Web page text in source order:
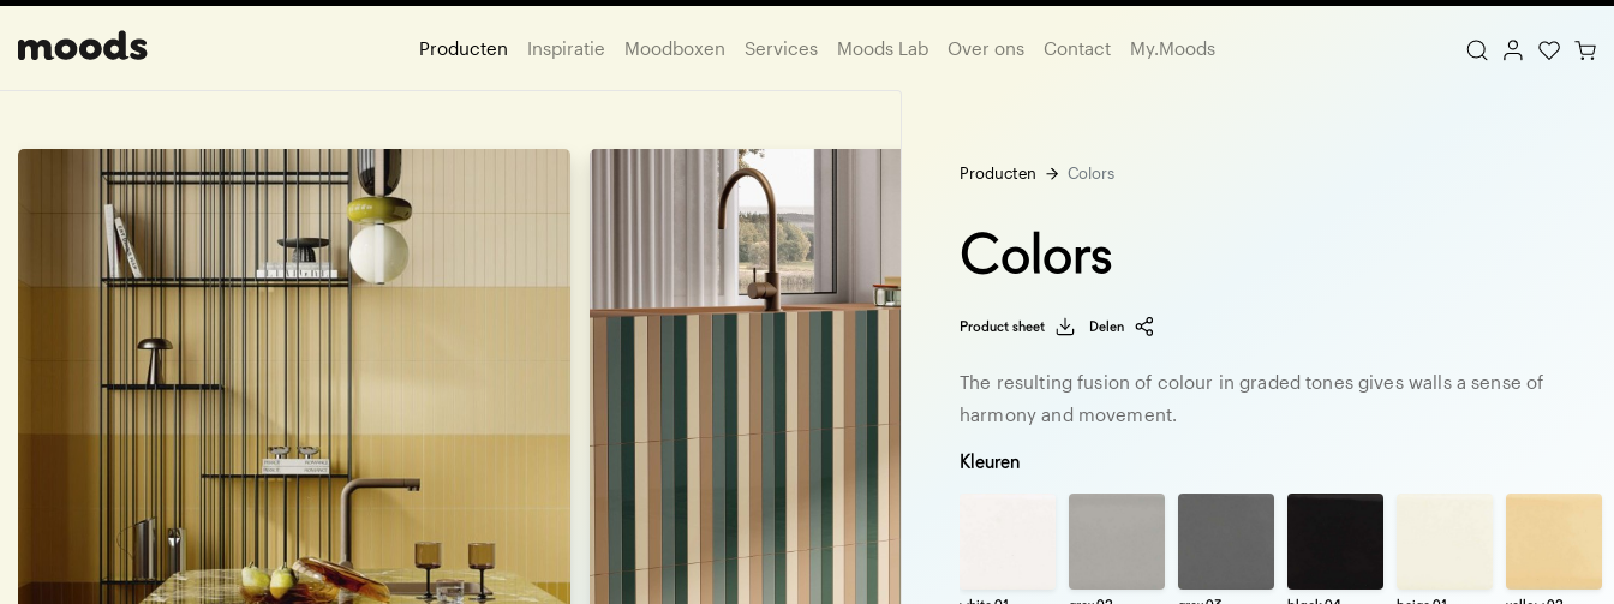
Producten Inspiratie Moodboxen Services Moods Lab Over ons Contact My.Moods
Producten Colors
Colors
Product sheet Delen
The resulting fusion of colour in graded tones gives walls a sense of
harmony and movement.
Kleuren